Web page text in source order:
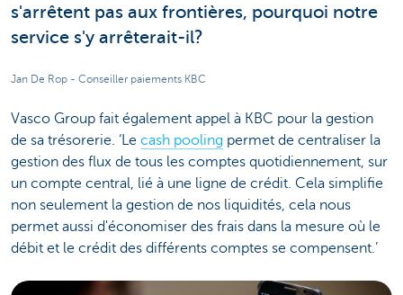
s'arrêtent pas aux frontières, pourquoi notre
service s'y arrêterait-il?
Jan De Rop - Conseiller paiements KBC
Vasco Group fait également appel à KBC pour la gestion
de sa trésorerie. ‘Le cash pooling permet de centraliser la
gestion des flux de tous les comptes quotidiennement, sur
un compte central, lié à une ligne de crédit. Cela simplifie
non seulement la gestion de nos liquidités, cela nous
permet aussi d'économiser des frais dans la mesure où le
débit et le crédit des différents comptes se compensent.’